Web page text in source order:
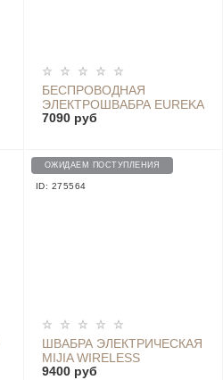
БЕСПРОВОДНАЯ
ЭЛЕКТРОШВАБРА EUREKA
CORDLESS SPRAY SPIN
7090 руб
ОЖИДАЕМ ПОСТУПЛЕНИЯ
ID: 275564
ШВАБРА ЭЛЕКТРИЧЕСКАЯ
MIJIA WIRELESS
HANDHELD MACHINE
9400 руб